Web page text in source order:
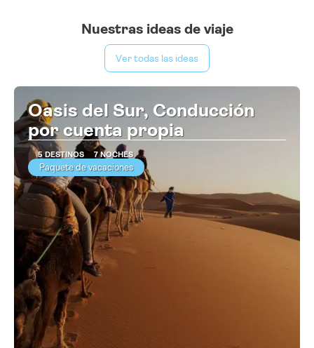
Nuestras ideas de viaje
Ver todas las ideas
Oasis del Sur, Conducción
por cuenta propia
5 DESTINOS 7 NOCHES
Paquete de vacaciones